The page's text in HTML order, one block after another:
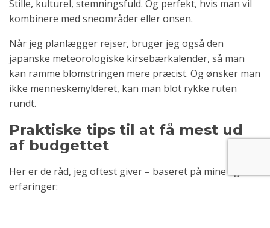
Stille, kulturel, stemningsfuld. Og perfekt, hvis man vil
kombinere med sneområder eller onsen.
Når jeg planlægger rejser, bruger jeg også den
japanske meteorologiske kirsebærkalender, så man
kan ramme blomstringen mere præcist. Og ønsker man
ikke menneskemylderet, kan man blot rykke ruten
rundt.
Praktiske tips til at få mest ud
af budgettet
Her er de råd, jeg oftest giver – baseret på mine egne
erfaringer:
Bo tæt på stationerne.